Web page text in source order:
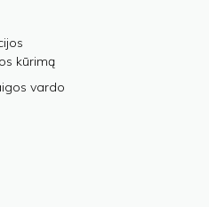
kūrimą
vardo